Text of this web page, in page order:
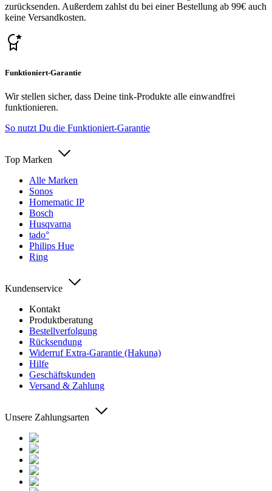
zurücksenden. Außerdem zahlst du bei einer Bestellung ab 99€ auch
keine Versandkosten.
Funktioniert-Garantie
Wir stellen sicher, dass Deine tink-Produkte alle einwandfrei
funktionieren.
So nutzt Du die Funktioniert-Garantie
Top Marken
Alle Marken
Sonos
Homematic IP
Bosch
Husqvarna
tado°
Philips Hue
Ring
Kundenservice
Kontakt
Produktberatung
Bestellverfolgung
Rücksendung
Widerruf Extra-Garantie (Hakuna)
Hilfe
Geschäftskunden
Versand & Zahlung
Unsere Zahlungsarten